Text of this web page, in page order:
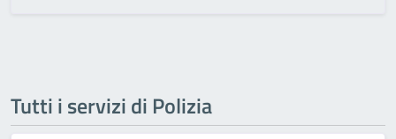
Tutti i servizi di Polizia